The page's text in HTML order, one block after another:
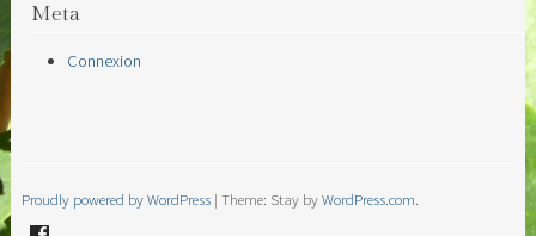
Meta
Connexion
Proudly powered by WordPress | Theme: Stay byWordPress.com.